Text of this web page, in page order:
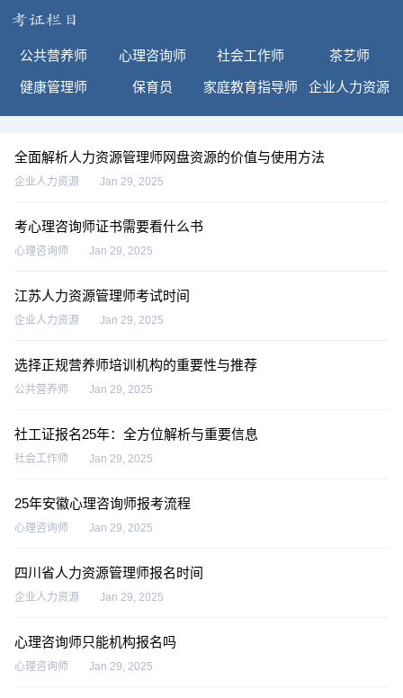
公共营养师 心理咨询师 社会工作师 茶艺师
健康管理师 保育员 家庭教育指导师 企业人力资源
全面解析人力资源管理师网盘资源的价值与使用方法
企业人力资源 Jan 29, 2025
考心理咨询师证书需要看什么书
心理咨询师 Jan 29, 2025
江苏人力资源管理师考试时间
企业人力资源 Jan 29, 2025
选择正规营养师培训机构的重要性与推荐
公共营养师 Jan 29, 2025
社工证报名25年：全方位解析与重要信息
社会工作师 Jan 29, 2025
25年安徽心理咨询师报考流程
心理咨询师 Jan 29, 2025
四川省人力资源管理师报名时间
企业人力资源 Jan 29, 2025
心理咨询师只能机构报名吗
心理咨询师 Jan 29, 2025